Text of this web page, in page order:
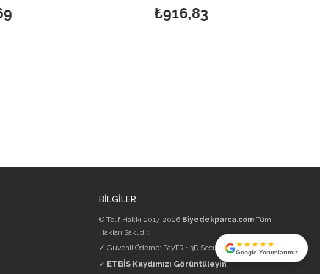
BİLGİLER
© Telif Hakkı 2017-2026 Biyedekparca.com Tüm
Hakları Saklıdır.
✓ Güvenli Ödeme: PayTR • 3D Secure • 256-bit SSL
✓ ETBİS Kaydımızı Görüntüleyin
★★★★★
Google Yorumlarımız